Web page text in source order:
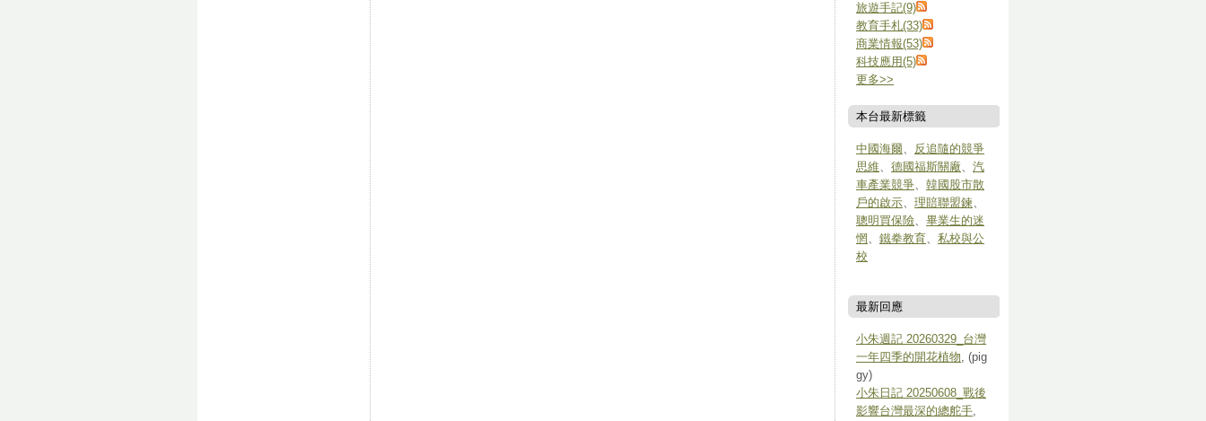
旅遊手記(9)
教育手札(33)
商業情報(53)
科技應用(5)
更多>>
本台最新標籤
中國海爾、 反追隨的競爭
思維、 德國福斯關廠、 汽
車產業競爭、 韓國股市散
戶的啟示、 理賠聯盟鍊、
聰明買保險、 畢業生的迷
惘 、 鐵拳教育、 私校與公
校
最新回應
小朱週記 20260329_台灣
一年四季的開花植物, (pig
gy)
小朱日記 20250608_戰後
影響台灣最深的總舵手,